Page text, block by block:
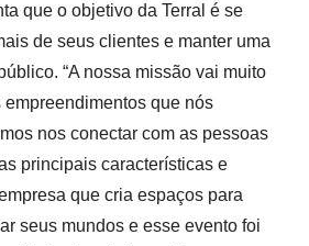
que o objetivo da Terral é se
de seus clientes e manter uma
“A nossa missão vai muito
que nós
nos conectar com as pessoas
principais características e
que cria espaços para
seus mundos e esse evento foi